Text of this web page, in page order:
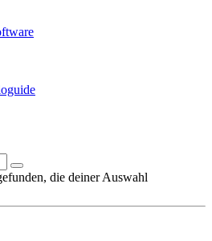
die deiner Auswahl